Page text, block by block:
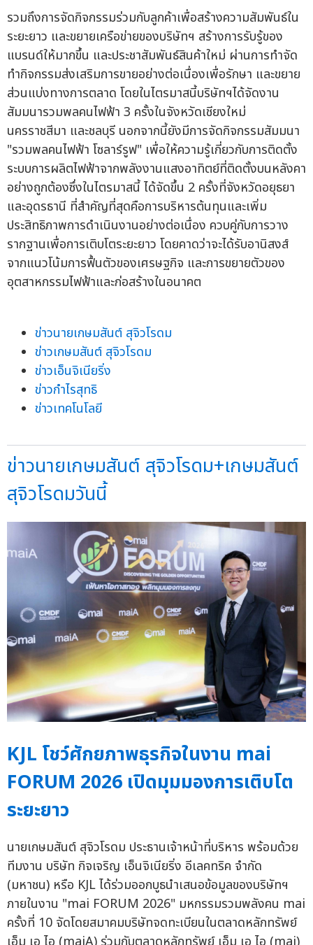
รวมถึงการจัดกิจกรรมร่วมกับลูกค้าเพื่อสร้างความสัมพันธ์ใน
ระยะยาว และขยายเครือข่ายของบริษัทฯ สร้างการรับรู้ของ
แบรนด์ให้มากขึ้น และประชาสัมพันธ์สินค้าใหม่ ผ่านการทำจัด
ทำกิจกรรมส่งเสริมการขายอย่างต่อเนื่องเพื่อรักษา และขยาย
ส่วนแบ่งทางการตลาด โดยในไตรมาสนี้บริษัทฯได้จัดงาน
สัมมนารวมพลคนไฟฟ้า 3 ครั้งในจังหวัดเชียงใหม่
นครราชสีมา และชลบุรี นอกจากนี้ยังมีการจัดกิจกรรมสัมมนา
"รวมพลคนไฟฟ้า โซลาร์รูฟ" เพื่อให้ความรู้เกี่ยวกับการติดตั้ง
ระบบการผลิตไฟฟ้าจากพลังงานแสงอาทิตย์ที่ติดตั้งบนหลังคา
อย่างถูกต้องซึ่งในไตรมาสนี้ ได้จัดขึ้น 2 ครั้งที่จังหวัดอยุธยา
และอุดรธานี ที่สำคัญที่สุดคือการบริหารต้นทุนและเพิ่ม
ประสิทธิภาพการดำเนินงานอย่างต่อเนื่อง ควบคู่กับการวาง
รากฐานเพื่อการเติบโตระยะยาว โดยคาดว่าจะได้รับอานิสงส์
จากแนวโน้มการฟื้นตัวของเศรษฐกิจ และการขยายตัวของ
อุตสาหกรรมไฟฟ้าและก่อสร้างในอนาคต
ข่าวนายเกษมสันต์ สุจิวโรดม
ข่าวเกษมสันต์ สุจิวโรดม
ข่าวเอ็นจิเนียริ่ง
ข่าวกำไรสุทธิ
ข่าวเทคโนโลยี
ข่าวนายเกษมสันต์ สุจิวโรดม+เกษมสันต์
สุจิวโรดมวันนี้
KJL โชว์ศักยภาพธุรกิจในงาน mai
FORUM 2026 เปิดมุมมองการเติบโต
ระยะยาว
นายเกษมสันต์ สุจิวโรดม ประธานเจ้าหน้าที่บริหาร พร้อมด้วย
ทีมงาน บริษัท กิจเจริญ เอ็นจิเนียริ่ง อีเลคทริค จำกัด
(มหาชน) หรือ KJL ได้ร่วมออกบูธนำเสนอข้อมูลของบริษัทฯ
ภายในงาน "mai FORUM 2026" มหกรรมรวมพลังคน mai
ครั้งที่ 10 จัดโดยสมาคมบริษัทจดทะเบียนในตลาดหลักทรัพย์